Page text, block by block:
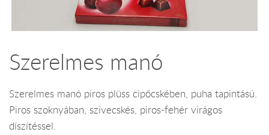
Szerelmes manó
Szerelmes manó piros plüss cipőcskében, puha tapintású.
Piros szoknyában, szivecskés, piros-fehér virágos
díszítéssel.